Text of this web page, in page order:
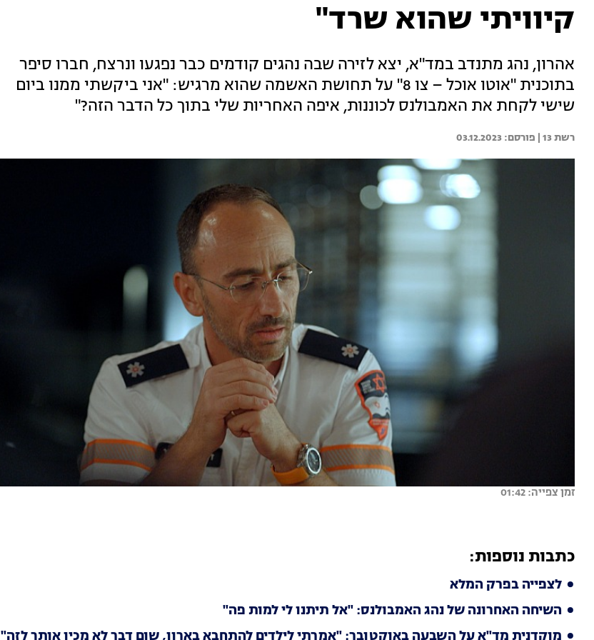
קיוויתי שהוא שרד"
אהרון, נהג מתנדב במד"א, יצא לזירה שבה נהגים קודמים כבר נפגעו ונרצח, חברו סיפר
בתוכנית "אוטו אוכל – צו 8" על תחושת האשמה שהוא מרגיש: "אני ביקשתי ממנו ביום
שישי לקחת את האמבולנס לכוננות, איפה האחריות שלי בתוך כל הדבר הזה?"
רשת 13 | 03.12.2023
זמן צפייה: 01:42
כתבות נוספות:
לצפייה בפרק המלא
השיחה האחרונה של נהג האמבולנס: "אל תיתנו לי למות פה"
מוקדנית מד"א על השבעה באוקטובר: "אמרתי לילדים להתחבא בארון, שום דבר לא מכין אותך לזה"